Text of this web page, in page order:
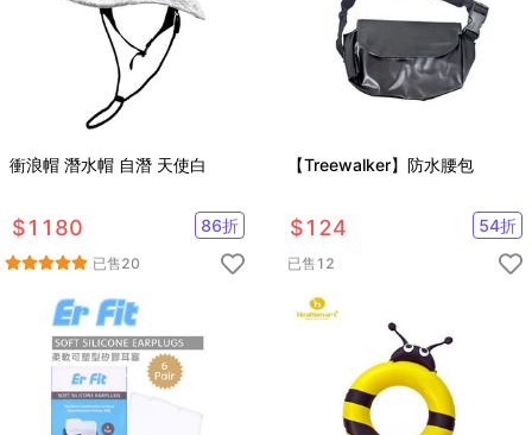
衝浪帽 潛水帽 自潛 天使白
$1180 86折
已售20
【Treewalker】防水腰包
$124 54折
已售 12